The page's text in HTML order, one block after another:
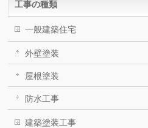
工事の種類
一般建築住宅
外壁塗装
屋根塗装
防水工事
建築塗装工事